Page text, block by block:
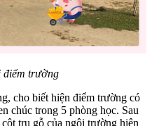
điểm trường
cho biết hiện điểm trường có
chúc trong 5 phòng học. Sau
trụ gỗ của ngôi trường hiện